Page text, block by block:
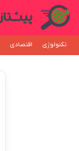
تکنولوژی اقتصادی